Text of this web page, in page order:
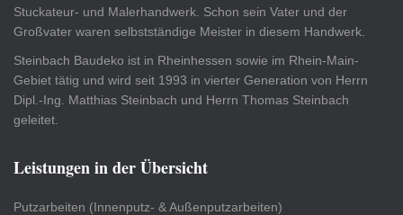
Stuckateur- und Malerhandwerk. Schon sein Vater und der
Großvater waren selbstständige Meister in diesem Handwerk.
Steinbach Baudeko ist in Rheinhessen sowie im Rhein-Main-
Gebiet tätig und wird seit 1993 in vierter Generation von Herrn
Dipl.-Ing. Matthias Steinbach und Herrn Thomas Steinbach
geleitet.
Leistungen in der Übersicht
Putzarbeiten (Innenputz- & Außenputzarbeiten)